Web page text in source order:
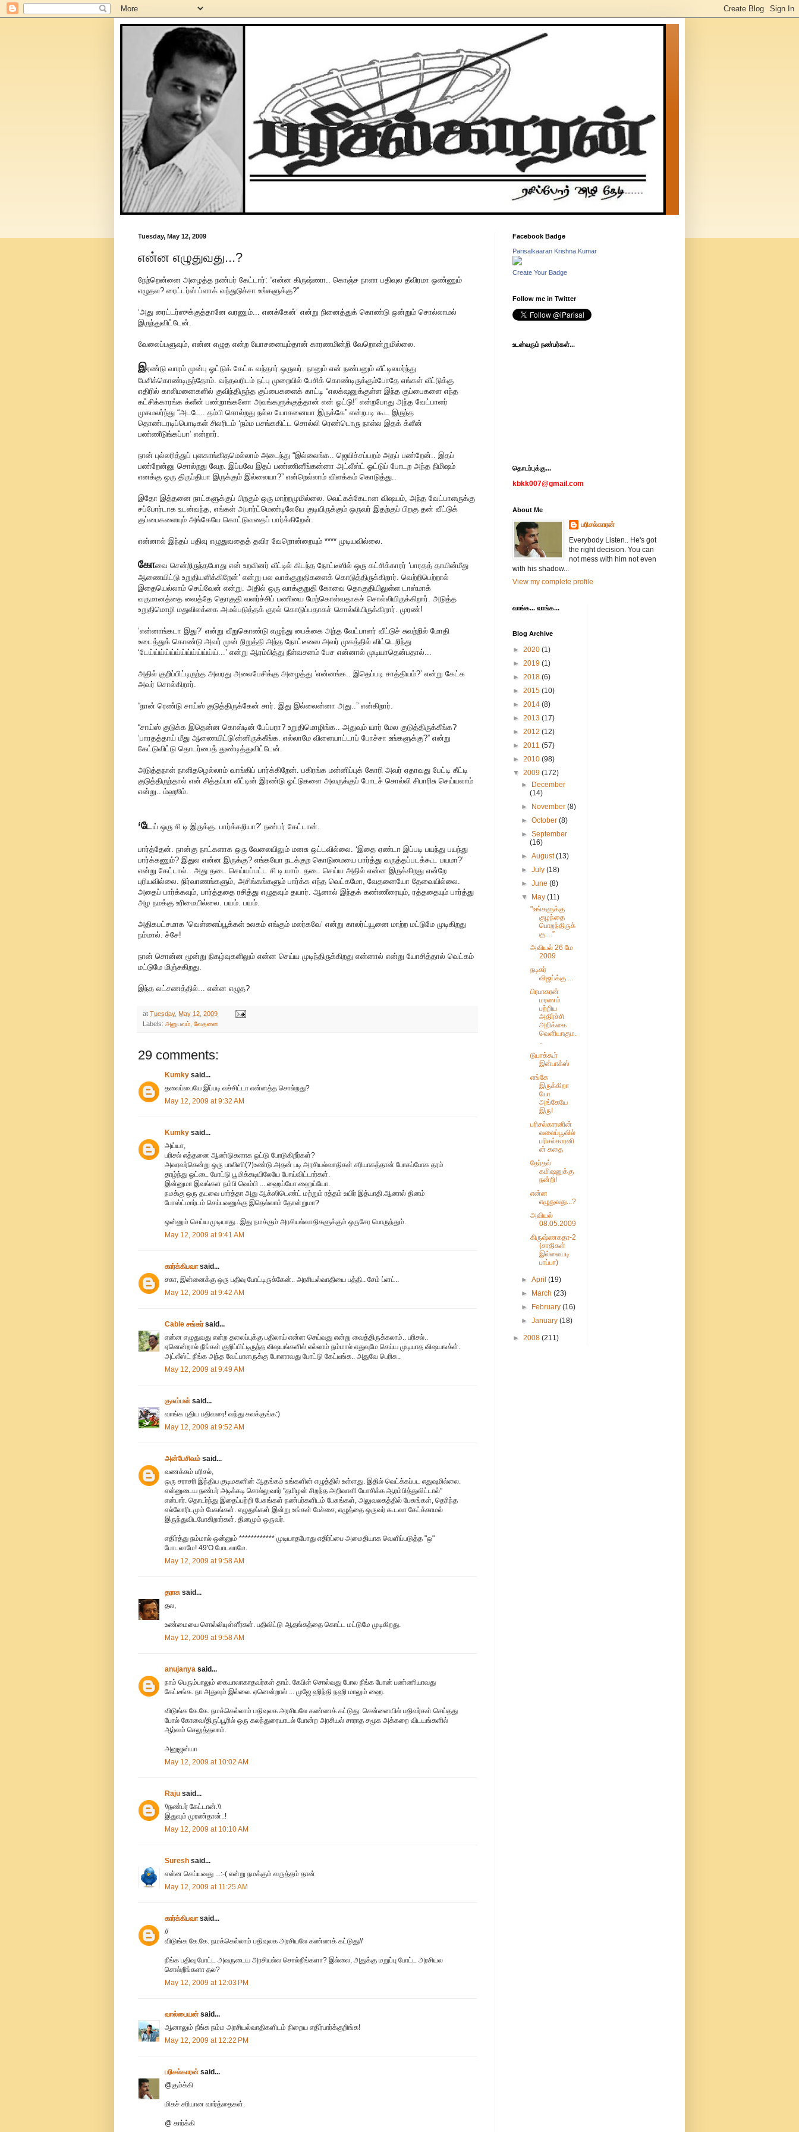
Tuesday, May 12, 2009
என்ன எழுதுவது...?
நேற்றென்னை அழைத்த நண்பர் கேட்டார்: “என்ன கிருஷ்ணா.. கொஞ்ச நாளா பதிவுல தீவிரமா ஒண்ணும்
எழுதல? ரைட்டர்ஸ் ப்ளாக் வந்துடுச்சா உங்களுக்கு?”
‘அது ரைட்டர்ஸுக்குத்தானே வரணும்... எனக்கேன்’ என்று நினைத்துக் கொண்டு ஒன்றும் சொல்லாமல்
இருந்துவிட்டேன்.
வேலைப்பளுவும், என்ன எழுத என்ற யோசனையும்தான் காரணமின்றி வேறொன்றுமில்லை.
இரண்டு வாரம் முன்பு ஓட்டுக் கேட்க வந்தார் ஒருவர். நானும் என் நண்பனும் வீட்டிலமர்ந்து
பேசிக்கொண்டிருந்தோம். வந்தவரிடம் நட்பு முறையில் பேசிக் கொண்டிருக்கும்போதே எங்கள் வீட்டுக்கு
எதிரில் காலிமனைகளில் குவிந்திருந்த குப்பைகளைக் காட்டி “எலக்‌ஷனுக்குள்ள இந்த குப்பைகளை எந்த
கட்சிக்காரங்க க்ளீன் பண்றாங்களோ அவங்களுக்குத்தான் என் ஓட்டு!” என்றபோது அந்த வேட்பாளர்
முகமலர்ந்து “அடடே.. தம்பி சொல்றது நல்ல யோசனையா இருக்கே” என்றபடி கூட இருந்த
தொண்டரடிப்பொடிகள் சிலரிடம் ‘நம்ம பசங்ககிட்ட சொல்லி ரெண்டொரு நாள்ல இதக் க்ளீன்
பண்ணீடுங்கப்பா’ என்றார்.
நான் புல்லரித்துப் புளகாங்கிதமெல்லாம் அடைந்து “இல்லைங்க.. ஜெயிச்சப்பறம் அதப் பண்றேன்.. இதப்
பண்றேன்னு சொல்றது வேற. இப்பவே இதப் பண்ணினீங்கன்னா அட்லீஸ்ட் ஓட்டுப் போடற அந்த நிமிஷம்
எனக்கு ஒரு திருப்தியா இருக்கும் இல்லையா?” என்றெல்லாம் விளக்கம் கொடுத்து..
இதோ இத்தனை நாட்களுக்குப் பிறகும் ஒரு மாற்றமுமில்லை. வெட்கக்கேடான விஷயம், அந்த வேட்பாளருக்கு
சப்போர்டாக உடன்வந்த, எங்கள் அபார்ட்மெண்டிலேயே குடியிருக்கும் ஒருவர் இதற்குப் பிறகு தன் வீட்டுக்
குப்பைகளையும் அங்கேயே கொட்டுவதைப் பார்க்கிறேன்.
என்னால் இந்தப் பதிவு எழுதுவதைத் தவிர வேறொன்றையும் **** முடியவில்லை.
கோவை சென்றிருந்தபோது என் உறவினர் வீட்டில் கிடந்த நோட்டீஸில் ஒரு கட்சிக்காரர் ‘பாரதத் தாயின்மீது
ஆணையிட்டு உறுதியளிக்கிறேன்’ என்று பல வாக்குறுதிகளைக் கொடுத்திருக்கிறார். வெற்றிபெற்றால்
இதையெல்லாம் செய்வேன் என்று. அதில் ஒரு வாக்குறுதி கோவை தொகுதியிலுள்ள டாஸ்மாக்
வருமானத்தை வைத்தே தொகுதி வளர்ச்சிப் பணியை மேற்கொள்வதாகச் சொல்லியிருக்கிறார். அடுத்த
உறுதிமொழி மதுவிலக்கை அமல்படுத்தக் குரல் கொடுப்பதாகச் சொல்லியிருக்கிறார். முரண்!
‘என்னாங்கடா இது?’ என்று வீறுகொண்டு எழுந்து பைக்கை அந்த வேட்பாளர் வீட்டுச் சுவற்றில் மோதி
உடைத்துக் கொண்டு அவர் முன் நிறுத்தி அந்த நோட்டீஸை அவர் முகத்தில் விட்டெறிந்து
‘டேய்ய்ய்ய்ய்ய்ய்ய்ய்ய்ய்ய்ய்...’ என்று ஆரம்பித்து நீள்வசனம் பேச என்னால் முடியாதென்பதால்...
அதில் குறிப்பிட்டிருந்த அவரது அலைபேசிக்கு அழைத்து ‘என்னங்க.. இதெப்படி சாத்தியம்?’ என்று கேட்க
அவர் சொல்கிறார்.
“நான் ரெண்டு சாய்ஸ் குடுத்திருக்கேன் சார். இது இல்லைன்னா அது..” என்கிறார்.
“சாய்ஸ் குடுக்க இதென்ன கொஸ்டின் பேப்பரா? உறுதிமொழிங்க.. அதுவும் யார் மேல குடுத்திருக்கீங்க?
‘பாரதத்தாய் மீது ஆணையிட்டு’ன்னிருக்கீங்க. எல்லாமே விளையாட்டாப் போச்சா உங்களுக்கு?” என்று
கேட்டுவிட்டு தொடர்பைத் துண்டித்துவிட்டேன்.
அடுத்தநாள் நாளிதழெல்லாம் வாங்கிப் பார்க்கிறேன். பகிரங்க மன்னிப்புக் கோரி அவர் ஏதாவது பேட்டி கீட்டி
குடுத்திருந்தால் என் சித்தப்பா வீட்டின் இரண்டு ஓட்டுகளை அவருக்குப் போடச் சொல்லி சிபாரிசு செய்யலாம்
என்று.. ம்ஹூம்.
‘டேய் ஒரு சி டி இருக்கு. பார்க்கறியா?’ நண்பர் கேட்டான்.
பார்த்தேன். நான்கு நாட்களாக ஒரு வேலையிலும் மனசு ஒட்டவில்லை. ‘இதை ஏண்டா இப்படி பயந்து பயந்து
பார்க்கணும்? இதுல என்ன இருக்கு? எங்கயோ நடக்குற கொடுமையை பார்த்து வருத்தப்படக்கூட பயமா?’
என்று கேட்டால்.. அது தடை செய்யப்பட்ட சி டி யாம். தடை செய்ய அதில் என்ன இருக்கிறது என்றே
புரியவில்லை. நிர்வாணங்களும், அசிங்கங்களும் பார்க்க எந்த வெட்கமோ, வேதனையோ தேவையில்லை.
அதைப் பார்க்கவும், பார்த்ததை ரசித்து எழுதவும் தயார். ஆனால் இந்தக் கண்ணீரையும், ரத்ததையும் பார்த்து
அழ நமக்கு உரிமையில்லை. பயம். பயம்.
அதிகபட்சமாக ‘வெள்ளைப்பூக்கள் உலகம் எங்கும் மலர்கவே’ என்று காலர்ட்யூனை மாற்ற மட்டுமே முடிகிறது
நம்மால். ச்சே!
நான் சொன்ன மூன்று நிகழ்வுகளிலும் என்ன செய்ய முடிந்திருக்கிறது என்னால் என்று யோசித்தால் வெட்கம்
மட்டுமே மிஞ்சுகிறது.
இந்த லட்சணத்தில்... என்ன எழுத?
at Tuesday, May 12, 2009
Labels: அனுபவம் வேதனை
29 comments:
Kumky said...
தலைப்பையே இப்படி வச்சிட்டா என்னத்த சொல்றது?
May 12, 2009 at 9:32 AM
Kumky said...
அய்யா,
பரிசல் எத்தனை ஆண்டுகளாக ஓட்டு போடுகிறீர்கள்?
அவரவர்கென்று ஒரு பாலிஸி(?)உண்டு.அதன் படி அரசியல்வாதிகள் சரியாகத்தான் போகப்போக தரம்
தாழ்ந்து ஓட்டை போட்டு பூமிக்கடியிலேயே போய்விட்டார்கள்.
இன்னுமா இவங்கள நம்பி வெம்பி ....ஹைய்யோ ஹைய்யோ.
நமக்கு ஒரு தடவை பார்த்தா அது ஆக்ஸிடெண்ட் மற்றும் ரத்தம் உயிர் இத்யாதி.ஆனால் தினம்
போஸ்ட்மார்டம் செய்பவனுக்கு இதெல்லாம் தோன்றுமா?
ஒன்னும் செய்ய முடியாது...இது நமக்கும் அரசியல்வாதிகளுக்கும் ஒருசேர பொருந்தும்.
May 12, 2009 at 9:41 AM
கார்க்கிபவாsaid...
சகா, இன்னைக்கு ஒரு பதிவு போட்டிருக்கேன்.. அரசியல்வாதியை பத்தி.. சேம் ப்ளட்..
May 12, 2009 at 9:42 AM
Cable சங்கர்said...
என்ன எழுதுவது என்ற தலைப்புக்கு பதிலாய் என்ன செய்வது என்று வைத்திருக்கலாம்.. பரிசல்..
ஏனென்றால் நீங்கள் குறிப்பிட்டிருந்த விஷயங்களில் எல்லாம் நம்மால் எதுவுமே செய்ய முடியாத விஷயஙக்ள்.
அட்லீஸ்ட் நீங்க அந்த வேட்பாளருக்கு போனாவது போட்டு கேட்டீங்க.. அதுவே பெரிசு..
May 12, 2009 at 9:49 AM
குசும்பன் said...
வாங்க புதிய பதிவரை! வந்து கலக்குங்க:)
May 12, 2009 at 9:52 AM
அன்பேசிவம் said...
வணக்கம் பரிசல்,
ஒரு சராசரி இந்திய குடிமகனின் ஆதங்கம் உங்களின் எழுத்தில் உள்ளது. இதில் வெட்க்கப்பட எதுவுமில்லை.
என்னுடைய நண்பர் அடிக்கடி சொல்லுவார் "தமிழன் சிறந்த அறிவாளி யோசிக்க ஆரம்பித்துவிட்டால்"
என்பார். தொடர்ந்து இதைப்பற்றி பேசுங்கள் நண்பர்களிடம் பேசுங்கள், அலுவலகத்தில் பேசுங்கள், தெரிந்த
எல்லோரிடமும் பேசுங்கள். எழுதுங்கள் இன்று உங்கள் பேச்சை, எழுத்தை ஒருவர் கூடவா கேட்க்காமல்
இருந்துவிடபோகிறார்கள். தினமும் ஒருவர்.
எதிர்த்து நம்மால் ஒன்னும் ************ முடியாதபோது எதிர்ப்பை அமைதியாக வெளிப்படுத்த "ஒ"
போடலாமே! 49'O போடலாமே.
May 12, 2009 at 9:58 AM
தராசு said...
தல,
உண்மையை சொல்லியுள்ளீர்கள். பதிவிட்டு ஆதங்கத்தை கொட்ட மட்டுமே முடிகிறது.
May 12, 2009 at 9:58 AM
anujanya said...
நாம் பெரும்பாலும் கையாலாகாதவர்கள் தாம். கேபிள் சொல்வது போல நீங்க போன் பண்ணியாவது
கேட்டீங்க. நா அதுவும் இல்லை. ஏனென்றால் ... முஜே ஹிந்தி நஹி மாலும் ஹை.
விடுங்க கே.கே. நமக்கெல்லாம் பதிவுலக அரசியலே கண்ணக் கட்டுது. சென்னையில் பதிவர்கள் செய்தது
போல் கோவை/திருப்பூரில் ஒரு கலந்துரையாடல் போன்ற அரசியல் சாராத சமூக அக்கறை விடயங்களில்
ஆர்வம் செலுத்தலாம்.
அனுஜன்யா
May 12, 2009 at 10:02 AM
Raju said...
\\நண்பர் கேட்டான்.\\
இதுவும் முரண்தான்..!
May 12, 2009 at 10:10 AM
Suresh said...
என்ன செய்யவது ...:-( என்று நமக்கும் வருத்தம் தான்
May 12, 2009 at 11:25 AM
கார்க்கிபவாsaid...
//
விடுங்க கே.கே. நமக்கெல்லாம் பதிவுலக அரசியலே கண்ணக் கட்டுது//
நீங்க பதிவு போட்ட அவருடைய அரசியல்ல சொல்றீங்களா? இல்லை, அதுக்கு மறுப்பு போட்ட அரசியல
சொல்றீங்களா தல?
May 12, 2009 at 12:03 PM
வால்பையன் said...
ஆனாலும் நீங்க நம்ம அரசியல்வாதிகளிடம் நிறைய எதிர்பார்க்குறிங்க!
May 12, 2009 at 12:22 PM
பரிசல்காரன் said...
@கும்க்கி
மிகச் சரியான வார்த்தைகள்.
@ கார்க்கி
Facebook Badge
Parisalkaaran Krishna Kumar
Create Your Badge
Follow me in Twitter
உடன்வரும் நண்பர்கள்...
தொடர்புக்கு...
kbkk007@gmail.com
About Me
பரிசல்காரன்
Everybody Listen.. He's got
the right decision. You can
not mess with him not even
with his shadow...
View my complete profile
வாங்க... வாங்க...
Blog Archive
► 2020 (1)
► 2019 (1)
► 2018 (6)
► 2015 (10)
► 2014 (8)
► 2013 (17)
► 2012 (12)
► 2011 (57)
► 2010 (98)
▼ 2009 (172)
►
December
(14)
►
November(8)
►October(8)
►September
(16)
►August(13)
►July(18)
►June(8)
▼
May(11)
"உங்களுக்கு
குழந்தை
பொறந்திருக்
கு....”
அவியல் 26 மே
2009
நடிகர்
விஜய்க்கு....
பிரபாகரன்
மரணம்
பற்றிய
அதிர்ச்சி
அறிக்கை
வெளியாகும.
..
டுபாக்கூர்
இன்பாக்ஸ்
எங்கே
இருக்கிறா
யோ
அங்கேயே
இரு!
பரிசல்காரனின்
வலைப்பூவில்
பரிசல்காரனி
ன் கதை
தேர்தல்
கமிஷனுக்கு
நன்றி!
என்ன
எழுதுவது...?
அவியல்
08.05.2009
கிருஷ்ணகதா-2
(சாதிகள்
இல்லையடி
பாப்பா)
►April(19)
►
March(23)
►
February(16)
►January(18)
► 2008 (211)